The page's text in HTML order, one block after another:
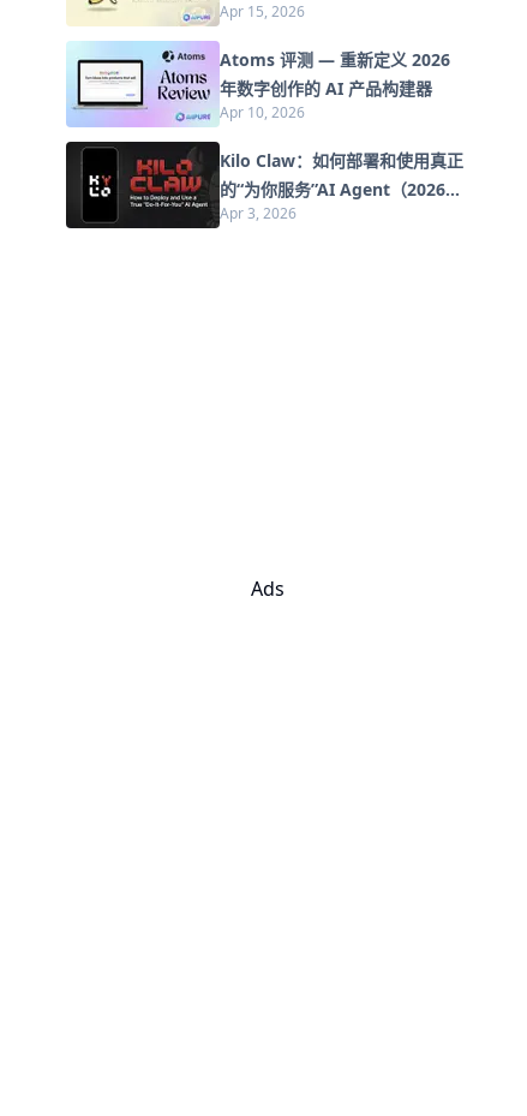
年使用它
Apr 15, 2026
Atoms 评测 — 重新定义 2026
年数字创作的 AI 产品构建器
Apr 10, 2026
Kilo Claw：如何部署和使用真正
的“为你服务”AI Agent（2026年
更新）
Apr 3, 2026
Ads